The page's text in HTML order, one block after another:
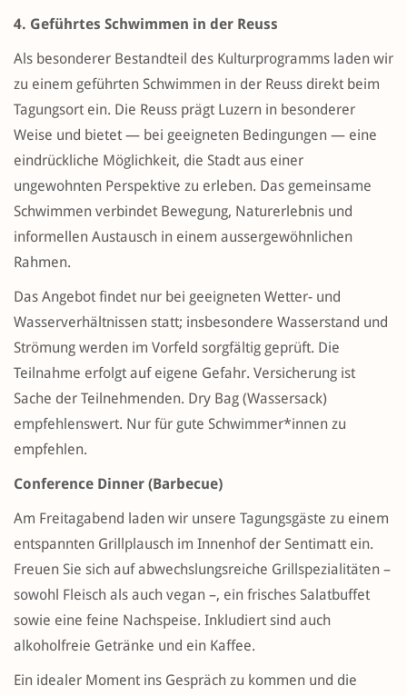
4. Geführtes Schwimmen in der Reuss
Als besonderer Bestandteil des Kulturprogramms laden wir
zu einem geführten Schwimmen in der Reuss direkt beim
Tagungsort ein. Die Reuss prägt Luzern in besonderer
Weise und bietet — bei geeigneten Bedingungen — eine
eindrückliche Möglichkeit, die Stadt aus einer
ungewohnten Perspektive zu erleben. Das gemeinsame
Schwimmen verbindet Bewegung, Naturerlebnis und
informellen Austausch in einem aussergewöhnlichen
Rahmen.
Das Angebot findet nur bei geeigneten Wetter- und
Wasserverhältnissen statt; insbesondere Wasserstand und
Strömung werden im Vorfeld sorgfältig geprüft. Die
Teilnahme erfolgt auf eigene Gefahr. Versicherung ist
Sache der Teilnehmenden. Dry Bag (Wassersack)
empfehlenswert. Nur für gute Schwimmer*innen zu
empfehlen.
Conference Dinner (Barbecue)
Am Freitagabend laden wir unsere Tagungsgäste zu einem
entspannten Grillplausch im Innenhof der Sentimatt ein.
Freuen Sie sich auf abwechslungsreiche Grillspezialitäten –
sowohl Fleisch als auch vegan –, ein frisches Salatbuffet
sowie eine feine Nachspeise. Inkludiert sind auch
alkoholfreie Getränke und ein Kaffee.
Ein idealer Moment ins Gespräch zu kommen und die